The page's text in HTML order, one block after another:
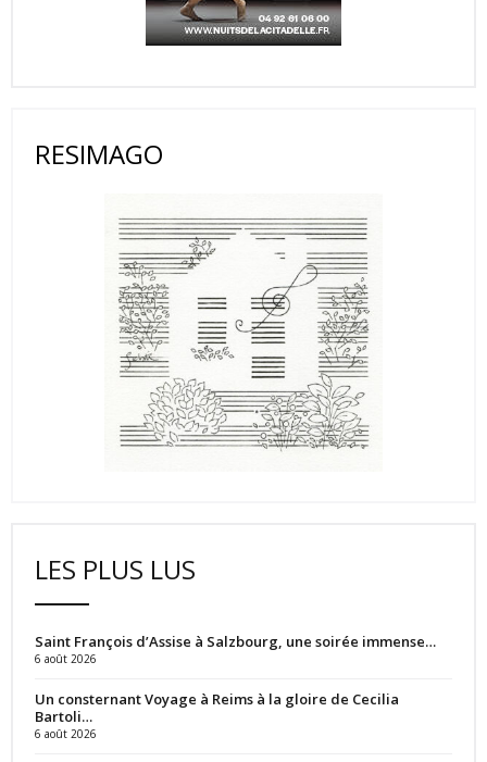
RESIMAGO
LES PLUS LUS
Saint François d’Assise à Salzbourg, une soirée immense…
6 août 2026
Un consternant Voyage à Reims à la gloire de Cecilia
Bartoli…
6 août 2026